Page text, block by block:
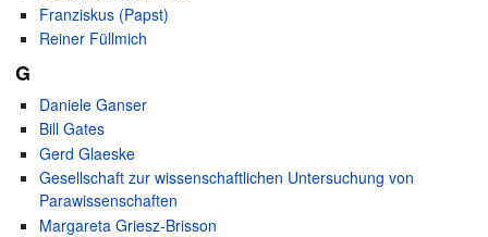
Franziskus (Papst)
Reiner Füllmich
G
Daniele Ganser
Bill Gates
Gerd Glaeske
Gesellschaft zur wissenschaftlichen Untersuchung von
Parawissenschaften
Margareta Griesz-Brisson